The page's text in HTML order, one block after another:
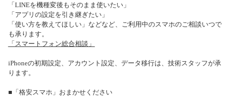
「LINEを機種変後もそのまま使いたい」
「アプリの設定を引き継ぎたい」
「使い方を教えてほしい」などなど、ご利用中のスマホのご相談いつで
も承ります。
「スマートフォン総合相談」
iPhoneの初期設定、アカウント設定、データ移行は、技術スタッフが承
ります。
■「格安スマホ」おまかせください